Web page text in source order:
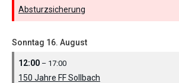
Absturzsicherung
Sonntag 16. August
12:00 – 17:00
150 Jahre FF Sollbach